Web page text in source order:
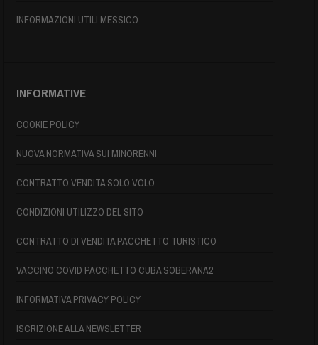
INFORMAZIONI UTILI MESSICO
INFORMATIVE
COOKIE POLICY
NUOVA NORMATIVA SUI MINORENNI
CONTRATTO VENDITA SOLO VOLO
CONDIZIONI UTILIZZO DEL SITO
CONTRATTO DI VENDITA PACCHETTO TURISTICO
VACCINO COVID PACCHETTO CUBA SOBERANA2
INFORMATIVA PRIVACY POLICY
ISCRIZIONE ALLA NEWSLETTER